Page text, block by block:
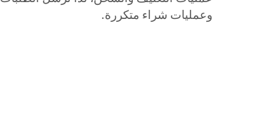
وعمليات شراء متكررة.